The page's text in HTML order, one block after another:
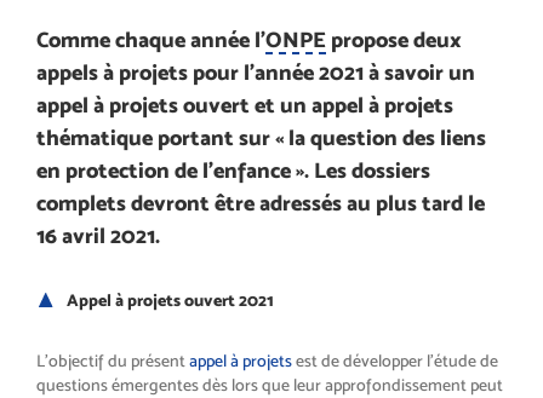
Comme chaque année l’ONPE propose deux
appels à projets pour l’année 2021 à savoir un
appel à projets ouvert et un appel à projets
thématique portant sur « la question des liens
en protection de l’enfance ». Les dossiers
complets devront être adressés au plus tard le
16 avril 2021.
Appel à projets ouvert 2021
L’objectif du présent appel à projetsest de développer l’étude de
questions émergentes dès lors que leur approfondissement peut